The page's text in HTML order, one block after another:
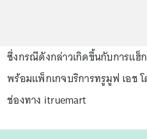
ซึ่งกรณีดังกล่าวเกิดขึ้นกับการแ
พร้อมแพ็กเกจบริการทรูมูฟ เอช
ช่องทาง itruemart